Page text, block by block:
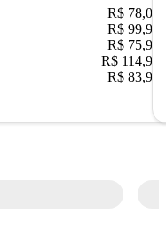
R$ 78,02
R$ 99,95
R$ 75,90
R$ 114,90
R$ 83,90